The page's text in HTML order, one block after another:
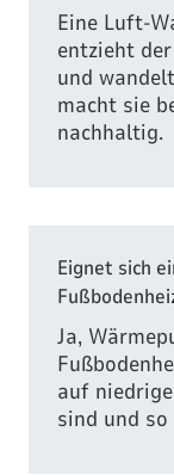
Eine Luft-
entzieht
und
macht sie
nachhaltig.
Eignet sich
Ja,
auf
sind und